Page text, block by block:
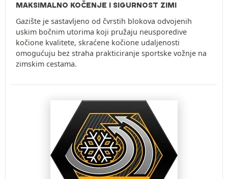
MAKSIMALNO KOČENJE I SIGURNOST ZIMI
Gazište je sastavljeno od čvrstih blokova odvojenih
uskim bočnim utorima koji pružaju neusporedive
kočione kvalitete, skraćene kočione udaljenosti
omogućuju bez straha prakticiranje sportske vožnje na
zimskim cestama.